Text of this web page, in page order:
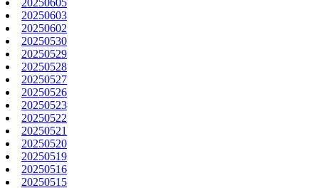
20250605
20250603
20250602
20250530
20250529
20250528
20250527
20250526
20250523
20250522
20250521
20250520
20250519
20250516
20250515